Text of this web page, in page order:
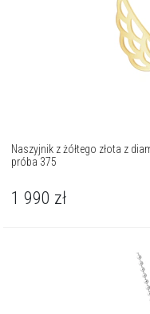
Naszyjnik z żółtego złota z
próba 375
1 990 zł